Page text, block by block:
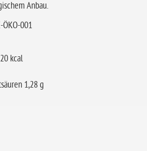
Anbau.
001
kcal
1,28 g